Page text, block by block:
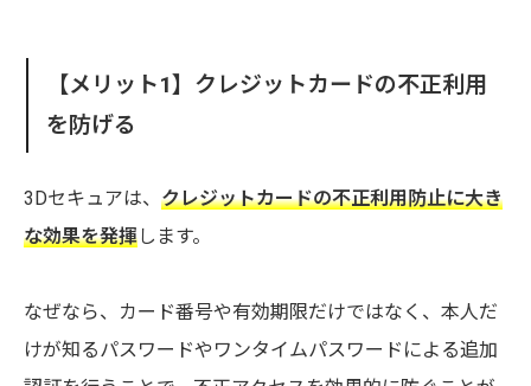
【メリット1】クレジットカードの不正利用
を防げる
3Dセキュアは、 クレジットカードの不正利用防止に大き
な効果を発揮します。
なぜなら、カード番号や有効期限だけではなく、本人だ
けが知るパスワードやワンタイムパスワードによる追加